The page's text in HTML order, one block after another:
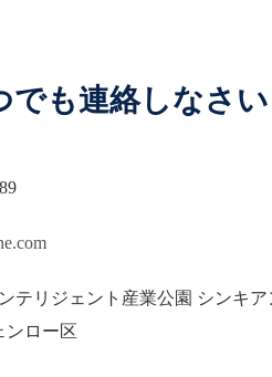
でも連絡しなさい
テリジェント産業公園 シンキ
ンロー区